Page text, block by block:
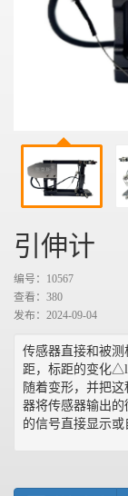
引伸计
编号：10567
查看： 380
发布：2024-09-04
传感器直接和被
距，标距的变化
随着变形，并把
器将传感器输出
的信号直接显示或